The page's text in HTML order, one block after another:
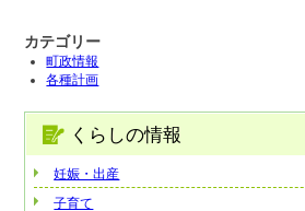
カテゴリー
町政情報
各種計画
くらしの情報
妊娠・出産
子育て